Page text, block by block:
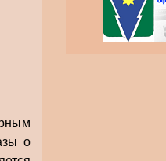
о